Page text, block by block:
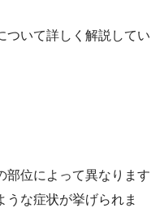
ついて詳しく解説してい
部位によって異なります
うな症状が挙げられま